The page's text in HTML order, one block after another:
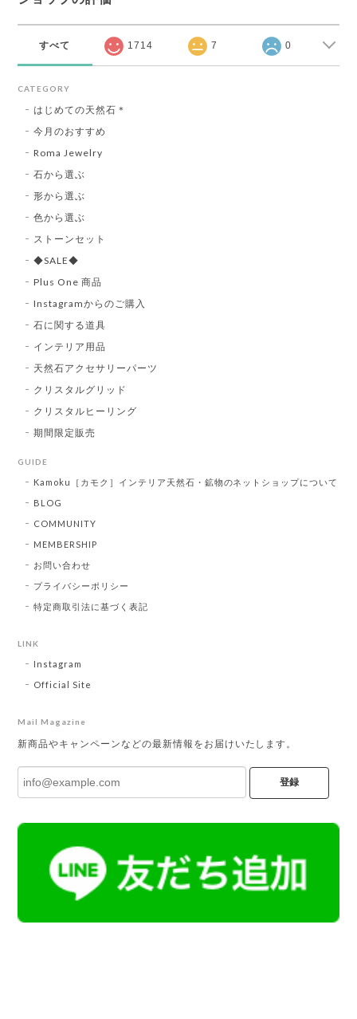
すべて 1714 7 0
CATEGORY
はじめての天然石＊
今月のおすすめ
Roma Jewelry
石から選ぶ
形から選ぶ
色から選ぶ
ストーンセット
◆SALE◆
Plus One 商品
Instagramからのご購入
石に関する道具
インテリア用品
天然石アクセサリーパーツ
クリスタルグリッド
クリスタルヒーリング
期間限定販売
GUIDE
Kamoku［カモク］インテリア天然石・鉱物のネットショップについて
BLOG
COMMUNITY
MEMBERSHIP
お問い合わせ
プライバシーポリシー
特定商取引法に基づく表記
LINK
Instagram
Official Site
Mail Magazine
新商品やキャンペーンなどの最新情報をお届けいたします。
登録